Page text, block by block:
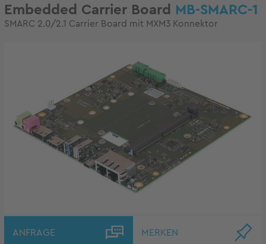
Embedded Carrier Board MB-SMARC-1
SMARC 2.0/2.1 Carrier Board mit MXM3 Konnektor
ANFRAGE MERKEN